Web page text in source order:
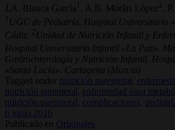
J.A. Blanca García 1 , A.B. Moráis López2 ,
1 UGC de Pediatría. Hospital Universitario
Cádiz.
2 Unidad de Nutrición Infantil y
Hospital Universitario Infantil «La Paz».
Gastroenterología y Nutrición Infantil.
«Santa Lucía». Cartagena (Murcia)
Tagged under
nutrición parenteral,
nutrición parenteral,
enfermedad ósea
nutrición parenteral,
complicaciones,
6 junio 2016
Publicado en
Originales